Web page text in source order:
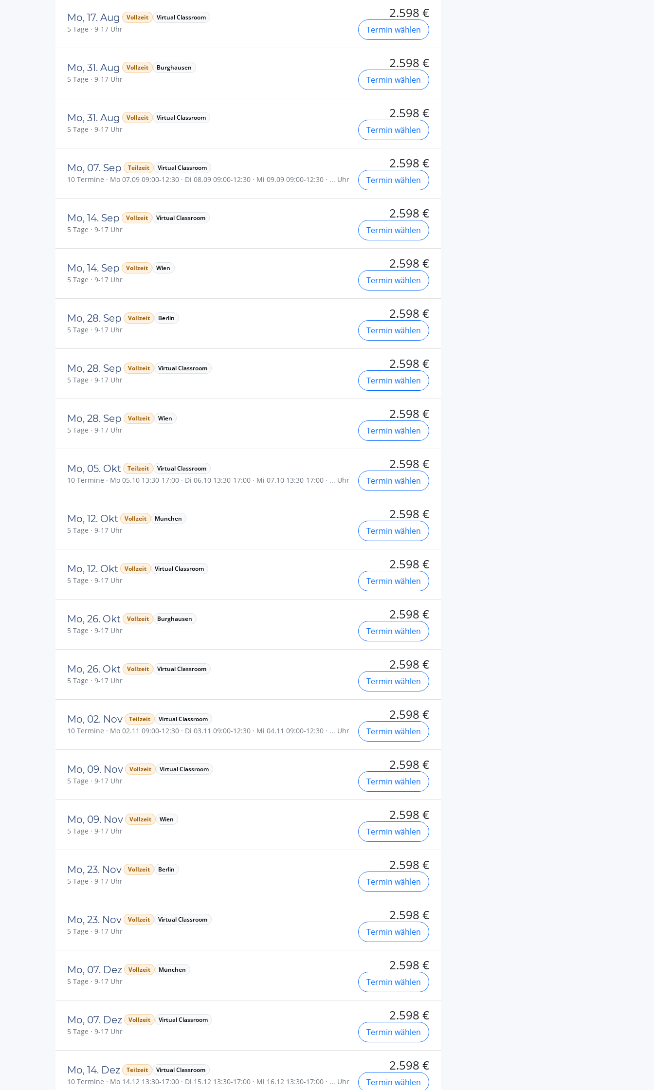
Mo, 17. Aug Vollzeit Virtual Classroom
5 Tage · 9-17 Uhr
2.598 €
Termin wählen
Mo, 31. Aug Vollzeit Burghausen
5 Tage · 9-17 Uhr
2.598 €
Termin wählen
Mo, 31. Aug Vollzeit Virtual Classroom
5 Tage · 9-17 Uhr
2.598 €
Termin wählen
Mo, 07. Sep Teilzeit Virtual Classroom
10 Termine · Mo 07.09 09:00-12:30 · Di 08.09 09:00-12:30 · Mi 09.09 09:00-12:30 · ... Uhr
2.598 €
Termin wählen
Mo, 14. Sep Vollzeit Virtual Classroom
5 Tage · 9-17 Uhr
2.598 €
Termin wählen
Mo, 14. Sep Vollzeit Wien
5 Tage · 9-17 Uhr
2.598 €
Termin wählen
Mo, 28. Sep Vollzeit Berlin
5 Tage · 9-17 Uhr
2.598 €
Termin wählen
Mo, 28. Sep Vollzeit Virtual Classroom
5 Tage · 9-17 Uhr
2.598 €
Termin wählen
Mo, 28. Sep Vollzeit Wien
5 Tage · 9-17 Uhr
2.598 €
Termin wählen
Mo, 05. Okt Teilzeit Virtual Classroom
10 Termine · Mo 05.10 13:30-17:00 · Di 06.10 13:30-17:00 · Mi 07.10 13:30-17:00 · ... Uhr
2.598 €
Termin wählen
Mo, 12. Okt Vollzeit München
5 Tage · 9-17 Uhr
2.598 €
Termin wählen
Mo, 12. Okt Vollzeit Virtual Classroom
5 Tage · 9-17 Uhr
2.598 €
Termin wählen
Mo, 26. Okt Vollzeit Burghausen
5 Tage · 9-17 Uhr
2.598 €
Termin wählen
Mo, 26. Okt Vollzeit Virtual Classroom
5 Tage · 9-17 Uhr
2.598 €
Termin wählen
Mo, 02. Nov Teilzeit Virtual Classroom
10 Termine · Mo 02.11 09:00-12:30 · Di 03.11 09:00-12:30 · Mi 04.11 09:00-12:30 · ... Uhr
2.598 €
Termin wählen
Mo, 09. Nov Vollzeit Virtual Classroom
5 Tage · 9-17 Uhr
2.598 €
Termin wählen
Mo, 09. Nov Vollzeit Wien
5 Tage · 9-17 Uhr
2.598 €
Termin wählen
Mo, 23. Nov Vollzeit Berlin
5 Tage · 9-17 Uhr
2.598 €
Termin wählen
Mo, 23. Nov Vollzeit Virtual Classroom
5 Tage · 9-17 Uhr
2.598 €
Termin wählen
Mo, 07. Dez Vollzeit München
5 Tage · 9-17 Uhr
2.598 €
Termin wählen
Mo, 07. Dez Vollzeit Virtual Classroom
5 Tage · 9-17 Uhr
2.598 €
Termin wählen
Mo, 14. Dez Teilzeit Virtual Classroom
10 Termine · Mo 14.12 13:30-17:00 · Di 15.12 13:30-17:00 · Mi 16.12 13:30-17:00 · ... Uhr
2.598 €
Termin wählen